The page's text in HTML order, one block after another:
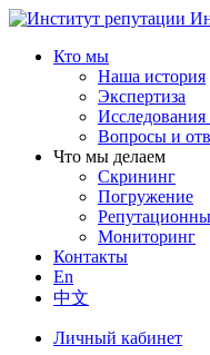
Кто мы
Наша история
Экспертиза
Вопросы и
Что мы делаем
Скрининг
Погружение
Мониторинг
Контакты
En
中文
Личный кабинет